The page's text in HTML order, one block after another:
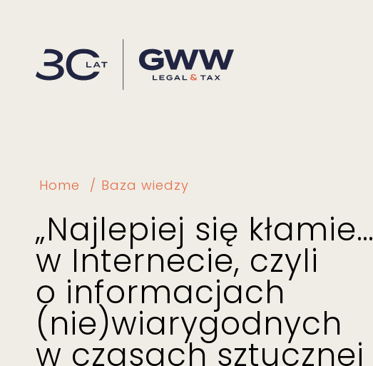
Home Baza wiedzy
„Najlepiej się kłamie…
w Internecie, czyli
o informacjach
(nie)wiarygodnych
w czasach sztucznej